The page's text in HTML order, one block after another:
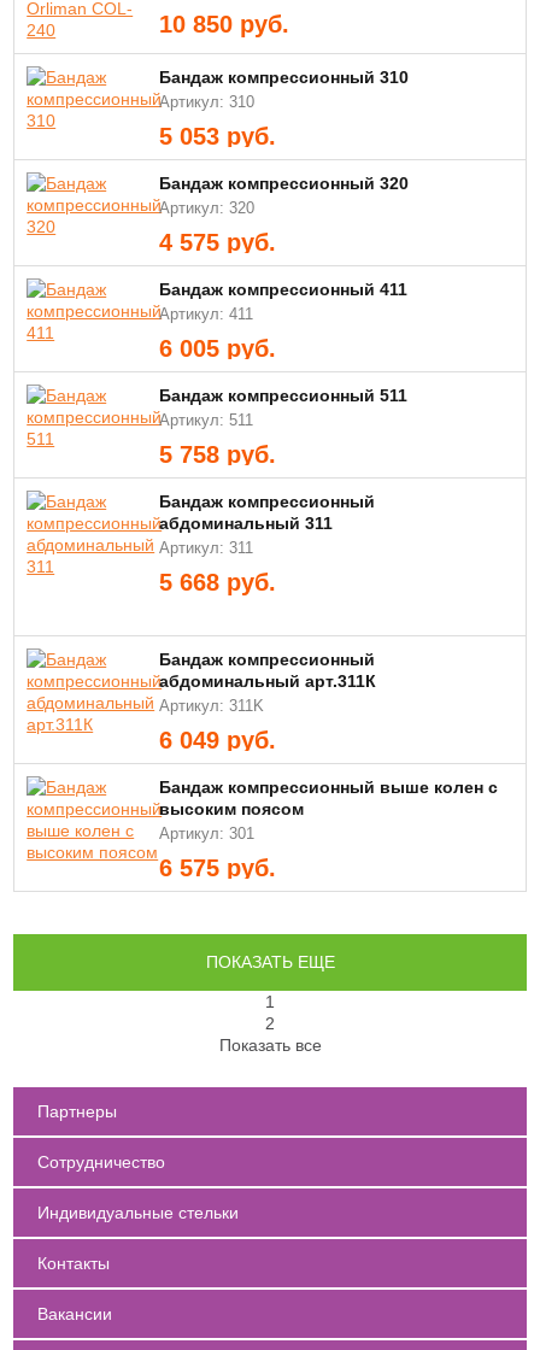
10 850 руб.
Бандаж компрессионный 310
Артикул: 310
5 053 руб.
Бандаж компрессионный 320
Артикул: 320
4 575 руб.
Бандаж компрессионный 411
Артикул: 411
6 005 руб.
Бандаж компрессионный 511
Артикул: 511
5 758 руб.
Бандаж компрессионный
абдоминальный 311
Артикул: 311
5 668 руб.
Бандаж компрессионный
абдоминальный арт.311К
Артикул: 311K
6 049 руб.
Бандаж компрессионный выше колен с
высоким поясом
Артикул: 301
6 575 руб.
ПОКАЗАТЬ ЕЩЕ
1
2
Показать все
Партнеры
Сотрудничество
Индивидуальные стельки
Контакты
Вакансии